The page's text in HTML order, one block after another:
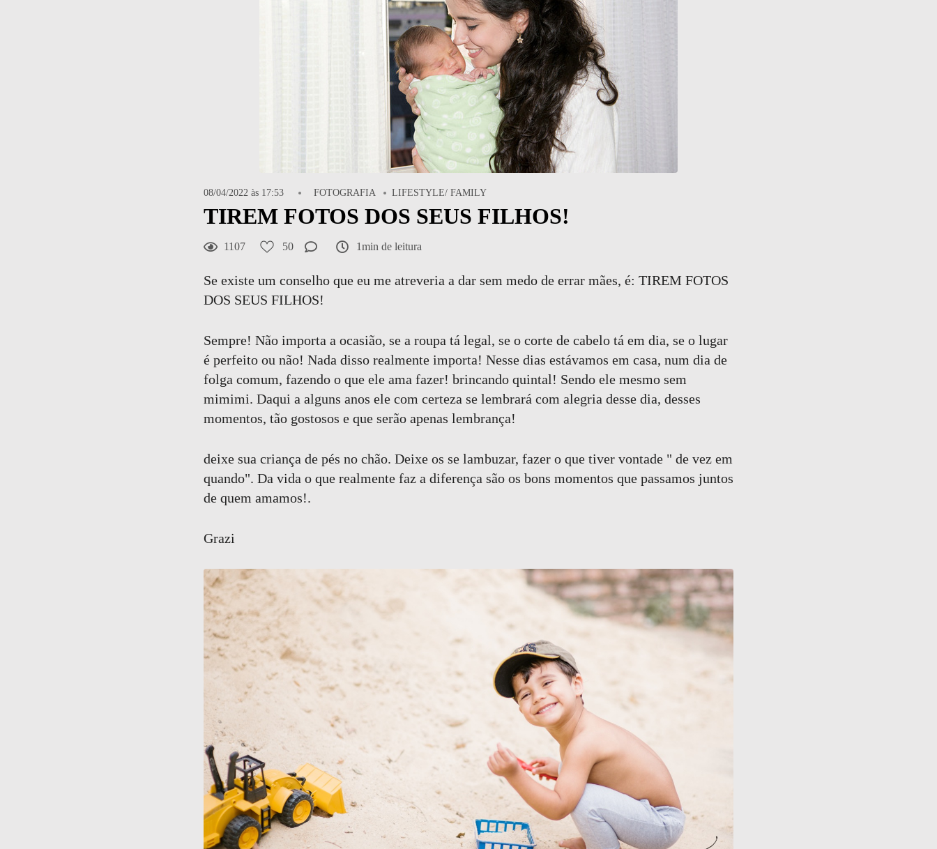
08/04/2022 às 17:53 FOTOGRAFIA LIFESTYLE/ FAMILY
TIREM FOTOS DOS SEUS FILHOS!
1107 50 1min de leitura
Se existe um conselho que eu me atreveria a dar sem medo de errar mães, é: TIREM FOTOS
DOS SEUS FILHOS!
Sempre! Não importa a ocasião, se a roupa tá legal, se o corte de cabelo tá em dia, se o lugar
é perfeito ou não! Nada disso realmente importa! Nesse dias estávamos em casa, num dia de
folga comum, fazendo o que ele ama fazer! brincando quintal! Sendo ele mesmo sem
mimimi. Daqui a alguns anos ele com certeza se lembrará com alegria desse dia, desses
momentos, tão gostosos e que serão apenas lembrança!
deixe sua criança de pés no chão. Deixe os se lambuzar, fazer o que tiver vontade " de vez em
quando". Da vida o que realmente faz a diferença são os bons momentos que passamos juntos
de quem amamos!.
Grazi